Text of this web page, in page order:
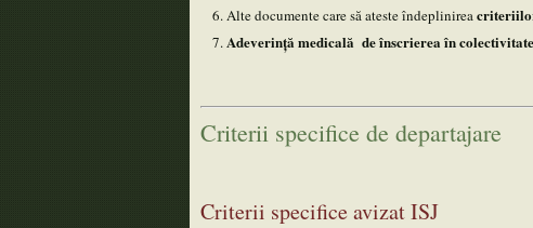
Alte documente care să ateste îndeplinireacriteriilor
Adeverință medicală de înscrierea în
Criterii specifice de departajare
Criterii specifice avizat ISJ